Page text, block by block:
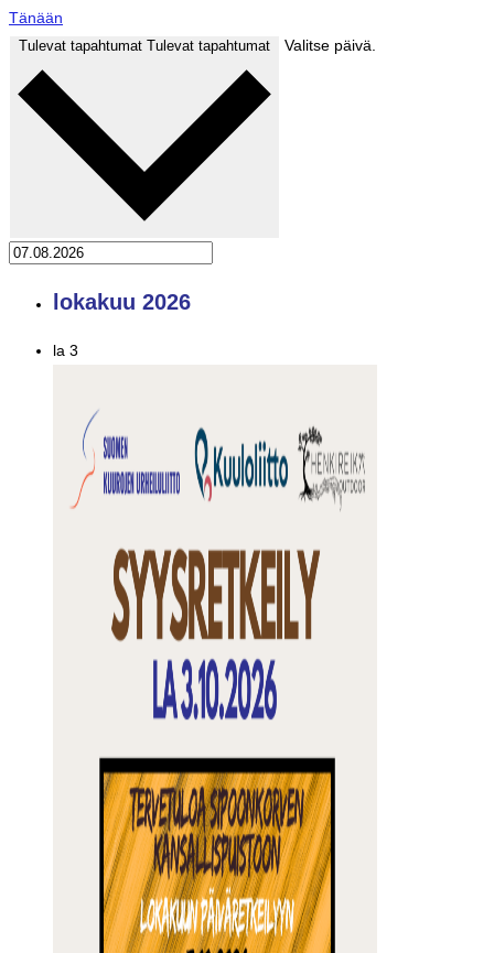
Tänään
Tulevat tapahtumat Tulevat tapahtumat Valitse päivä.
lokakuu 2026
la 3